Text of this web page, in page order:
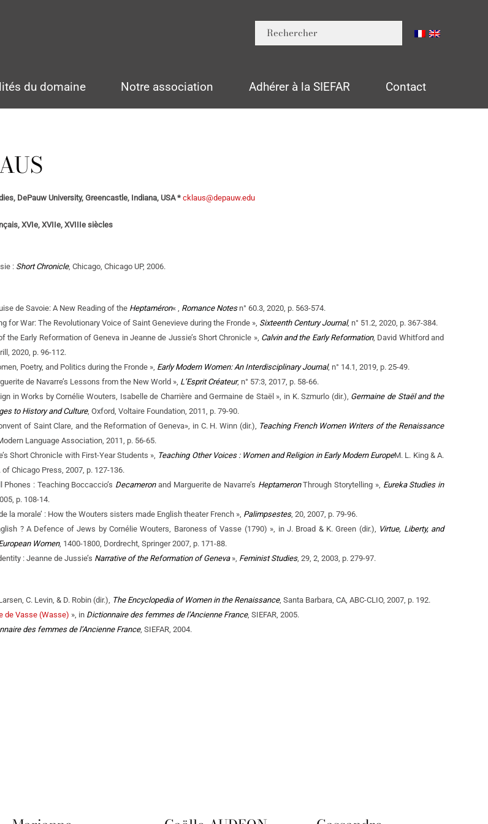
du domaine Notre association Adhérer à la SIEFAR Contact
DePauw University, Greencastle, Indiana, USA * cklaus@depauw.edu
XVIe, XVIIe, XVIIIe siècles
: Short Chronicle, Chicago, Chicago UP, 2006.
de Savoie: A New Reading of the Heptaméron« , Romance Notesn° 60.3, 2020, p. 563-574.
for War: The Revolutionary Voice of Saint Genevieve during the Fronde », Sixteenth Century Journal, n° 51.2, 2020, p. 367-384.
the Early Reformation of Geneva in Jeanne de Jussie’s Short Chronicle », Calvin and the Early Reformation, David Whitford and
2020, p. 96-112.
Poetry, and Politics during the Fronde », Early Modern Women: An Interdisciplinary Journal, n° 14.1, 2019, p. 25-49.
de Navarre’s Lessons from the New World », L’Esprit Créateur, n° 57:3, 2017, p. 58-66.
in Works by Cornélie Wouters, Isabelle de Charrière and Germaine de Staël », in K. Szmurlo (dir.), Germaine de Staël and the
to History and Culture, Oxford, Voltaire Foundation, 2011, p. 79-90.
of Saint Clare, and the Reformation of Geneva», in C. H. Winn (dir.), Teaching French Women Writers of the Renaissance
Language Association, 2011, p. 56-65.
Short Chronicle with First-Year Students », Teaching Other Voices : Women and Religion in Early Modern EuropeM. L. King & A.
of Chicago Press, 2007, p. 127-136.
: Teaching Boccaccio’s Decameron and Marguerite de Navarre’s HeptameronThrough Storytelling », Eureka Studies in
p. 108-14.
la morale’ : How the Wouters sisters made English theater French », Palimpsestes, 20, 2007, p. 79-96.
? A Defence of Jews by Cornélie Wouters, Baroness of Vasse (1790) », in J. Broad & K. Green (dir.), Virtue, Liberty, and
Women, 1400-1800, Dordrecht, Springer 2007, p. 171-88.
: Jeanne de Jussie’s Narrative of the Reformation of Geneva», Feminist Studies, 29, 2, 2003, p. 279-97.
C. Levin, & D. Robin (dir.), The Encyclopedia of Women in the Renaissance, Santa Barbara, CA, ABC-CLIO, 2007, p. 192.
de Vasse (Wasse) », in Dictionnaire des femmes de l’Ancienne France, SIEFAR, 2005.
des femmes de l’Ancienne France, SIEFAR, 2004.